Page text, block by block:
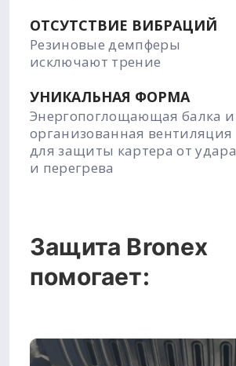
ОТСУТСТВИЕ ВИБРАЦИЙ
Резиновые демпферы
исключают трение
УНИКАЛЬНАЯ ФОРМА
Энергопоглощающая балка и
организованная вентиляция
для защиты картера от удара
и перегрева
Защита Bronex
помогает: